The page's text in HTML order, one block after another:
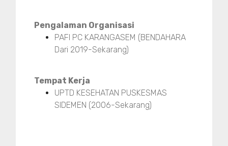
Pengalaman Organisasi
PAFI PC KARANGASEM (BENDAHARA
Dari 2019-Sekarang)
Tempat Kerja
UPTD KESEHATAN PUSKESMAS
SIDEMEN (2006-Sekarang)